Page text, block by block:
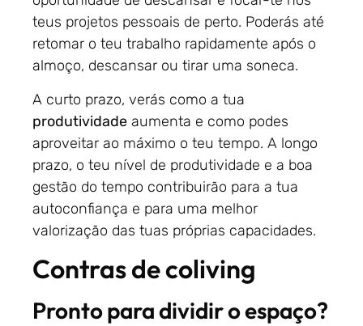
teus projetos pessoais de perto. Poderás até
retomar o teu trabalho rapidamente após o
almoço, descansar ou tirar uma soneca.
A curto prazo, verás como a tua
produtividade aumenta e como podes
aproveitar ao máximo o teu tempo. A longo
prazo, o teu nível de produtividade e a boa
gestão do tempo contribuirão para a tua
autoconfiança e para uma melhor
valorização das tuas próprias capacidades.
Contras de coliving
Pronto para dividir o espaço?